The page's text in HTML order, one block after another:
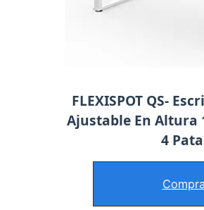
FLEXISPOT QS-
Ajustable En Altura
4